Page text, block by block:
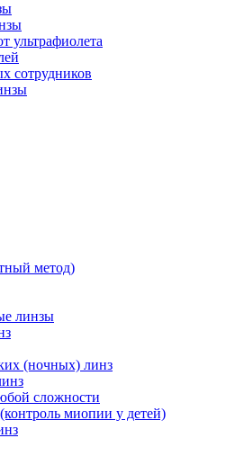
ультрафиолета
сотрудников
метод)
линзы
(ночных) линз
сложности
миопии у детей)